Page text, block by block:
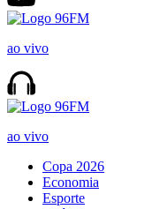
ao vivo
ao vivo
Copa 2026
Economia
Esporte